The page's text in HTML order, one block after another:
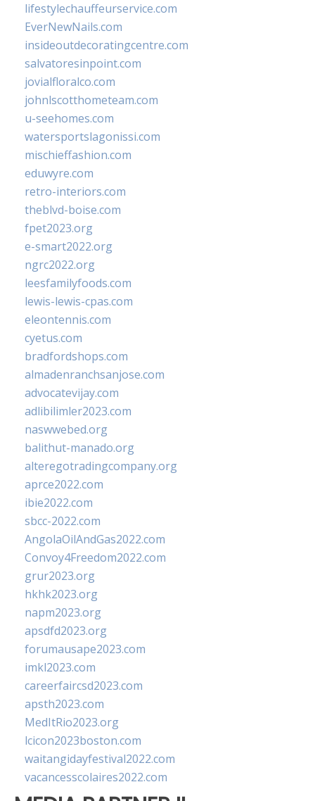
lifestylechauffeurservice.com
EverNewNails.com
insideoutdecoratingcentre.com
salvatoresinpoint.com
jovialfloralco.com
johnlscotthometeam.com
u-seehomes.com
watersportslagonissi.com
mischieffashion.com
eduwyre.com
retro-interiors.com
theblvd-boise.com
fpet2023.org
e-smart2022.org
ngrc2022.org
leesfamilyfoods.com
lewis-lewis-cpas.com
eleontennis.com
cyetus.com
bradfordshops.com
almadenranchsanjose.com
advocatevijay.com
adlibilimler2023.com
naswwebed.org
balithut-manado.org
alteregotradingcompany.org
aprce2022.com
ibie2022.com
sbcc-2022.com
AngolaOilAndGas2022.com
Convoy4Freedom2022.com
grur2023.org
hkhk2023.org
napm2023.org
apsdfd2023.org
forumausape2023.com
imkl2023.com
careerfaircsd2023.com
apsth2023.com
MedItRio2023.org
lcicon2023boston.com
waitangidayfestival2022.com
vacancesscolaires2022.com